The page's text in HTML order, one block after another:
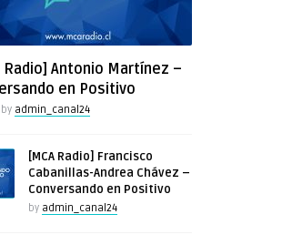
Radio] Antonio Martínez –
en Positivo
admin_canal24
[MCA Radio] Francisco
Cabanillas-Andrea Chávez –
Conversando en Positivo
by admin_canal24